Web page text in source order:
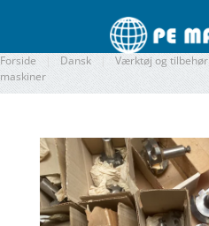
Gå til hovedindhold
Forside Dansk Værktøj og tilbehør
maskiner